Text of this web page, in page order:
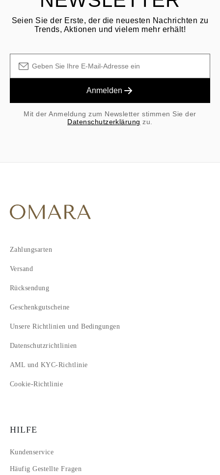
ursprünglichen Kaufs sind nicht erstattungsfähig.
Seien Sie der Erste, der die neuesten Nachrichten zu
Trends, Aktionen und vielem mehr erhält!
Anmelden
Mit der Anmeldung zum Newsletter stimmen Sie der
Datenschutzerklärung zu.
Zahlungsarten
Versand
Rücksendung
Geschenkgutscheine
Unsere Richtlinien und Bedingungen
Datenschutzrichtlinien
AML und KYC-Richtlinie
Cookie-Richtlinie
HILFE
Kundenservice
Häufig Gestellte Fragen